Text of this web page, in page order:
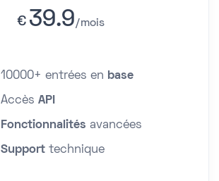
€ 39.9 mois
10000+ entrées en base
Accès API
Fonctionnalités avancées
Support technique